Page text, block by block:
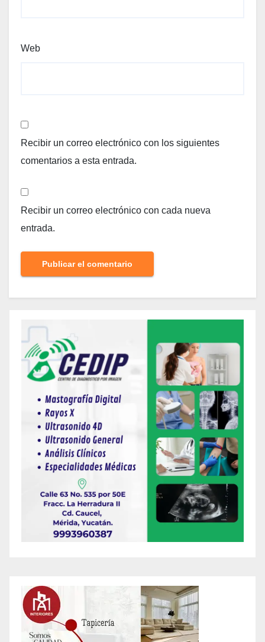
Web
Recibir un correo electrónico con los siguientes
comentarios a esta entrada.
Recibir un correo electrónico con cada nueva
entrada.